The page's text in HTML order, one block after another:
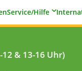
Service/Hilfe
& 13-16 Uhr)